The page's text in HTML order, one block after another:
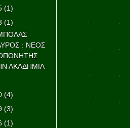
(1)
(1)
: ΝΕΟΣ
ΑΚΑΔΗΜΙΑ
(4)
(3)
(1)